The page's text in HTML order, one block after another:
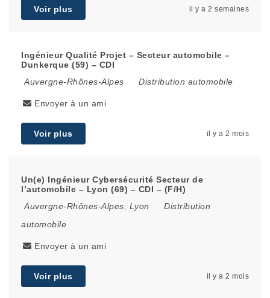
Voir plus il y a 2 semaines
Ingénieur Qualité Projet – Secteur automobile –
Dunkerque (59) – CDI
Auvergne-Rhônes-Alpes
Distribution automobile
Envoyer à un ami
Voir plus il y a 2 mois
Un(e) Ingénieur Cybersécurité Secteur de
l’automobile – Lyon (69) – CDI – (F/H)
Auvergne-Rhônes-Alpes
Lyon
Distribution
automobile
Envoyer à un ami
Voir plus il y a 2 mois